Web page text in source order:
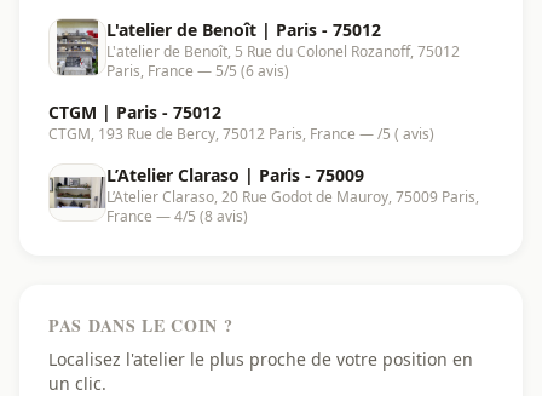
L'atelier de Benoît | Paris - 75012
L'atelier de Benoît, 5 Rue du Colonel Rozanoff, 75012
Paris, France — 5/5 (6 avis)
CTGM | Paris - 75012
CTGM, 193 Rue de Bercy, 75012 Paris, France — /5 ( avis)
L’Atelier Claraso | Paris - 75009
L’Atelier Claraso, 20 Rue Godot de Mauroy, 75009 Paris,
France — 4/5 (8 avis)
PAS DANS LE COIN ?
Localisez l'atelier le plus proche de votre position en
un clic.